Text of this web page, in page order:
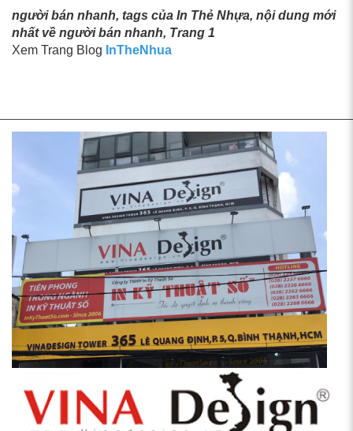
người bán nhanh, tags của In Thẻ Nhựa, nội dung mới
nhất về người bán nhanh, Trang 1
Xem Trang Blog InTheNhua